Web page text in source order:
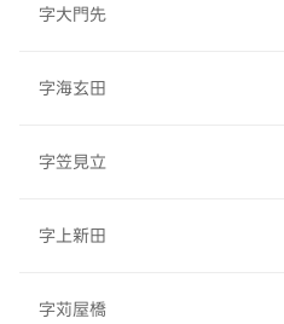
字大門先
字海玄田
字笠見立
字上新田
字苅屋橋